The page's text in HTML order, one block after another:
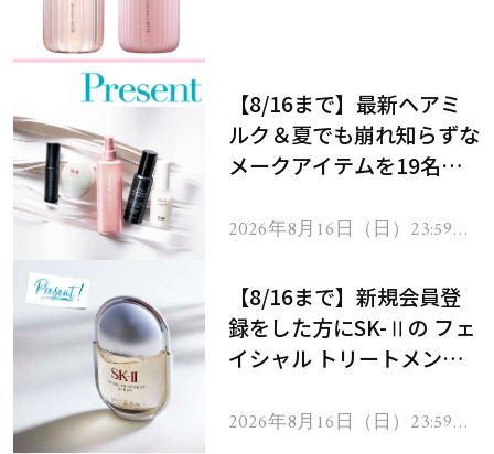
【8/16まで】最新ヘアミ
ルク＆夏でも崩れ知らずな
メークアイテムを19名様
2026年8月16日（日）23:59ま
【8/16まで】新規会員登
録をした方にSK-Ⅱの フェ
イシャル トリートメント
2026年8月16日（日）23:59ま